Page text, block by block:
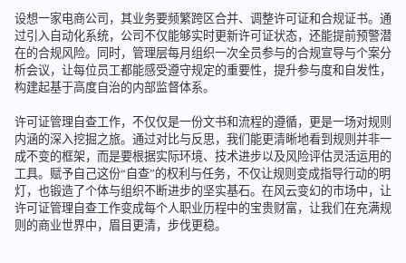
设想一家电商公司，其业务要频繁跨区合并、调整许可证和合规证书。通
过引入自动化系统，公司不仅能够实时更新许可证状态，还能提前预警潜
在的合规风险。同时，管理层每月组织一次全员参与的合规宣导与个案分
析会议，让每位员工都能感受遵守规定的重要性，提升参与度和自发性，
构建起基于高度自治的内部监督体系。
许可证管理自查工作，不仅仅是一份文书和流程的遵循，更是一场对规则
内涵的深入挖掘之旅。通过对比与反思，我们能更清晰地看到规则并非一
成不变的框架，而是要根据实际环境、技术进步以及风险评估灵活运用的
工具。赋予自己这份“自查”的权利与任务，不仅让规则变成指导行动的明
灯，也锻造了个体与组织不断进步的坚实基石。在风云变幻的市场中，让
许可证管理自查工作变成每个人职业历程中的宝贵财富，让我们在充满规
则的商业世界中，眉目更清，步伐更稳。